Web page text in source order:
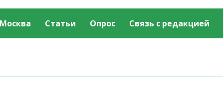
Москва Статьи Опрос Связь с редакцией